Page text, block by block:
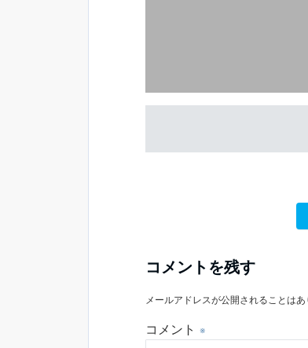
コメントを残す
メールアドレスが公開されることはあ
コメント ※